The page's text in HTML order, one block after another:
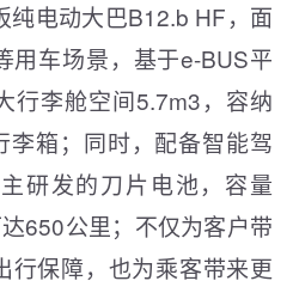
纯电动大巴B12.b HF，面
用车场景，基于e-BUS平
行李舱空间5.7m3，容纳
箱；同时，配备智能驾
研发的刀片电池，容量
650公里；不仅为客户带
行保障，也为乘客带来更